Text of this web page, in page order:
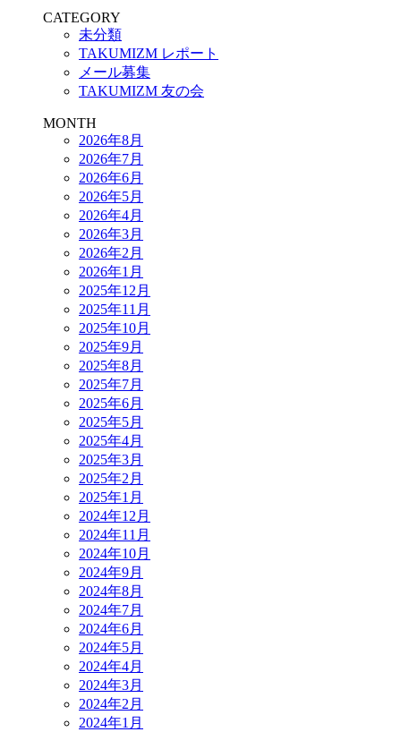
CATEGORY
未分類
TAKUMIZM レポート
メール募集
TAKUMIZM 友の会
MONTH
2026年8月
2026年7月
2026年6月
2026年5月
2026年4月
2026年3月
2026年2月
2026年1月
2025年12月
2025年11月
2025年10月
2025年9月
2025年8月
2025年7月
2025年6月
2025年5月
2025年4月
2025年3月
2025年2月
2025年1月
2024年12月
2024年11月
2024年10月
2024年9月
2024年8月
2024年7月
2024年6月
2024年5月
2024年4月
2024年3月
2024年2月
2024年1月